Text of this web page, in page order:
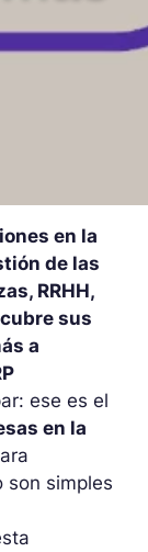
en la
de las
RRHH,
sus
a
ese es el
en la
son simples